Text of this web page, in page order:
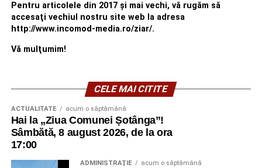
Pentru articolele din 2017 şi mai vechi, vă rugăm să
accesaţi vechiul nostru site web la adresa
http://www.incomod-media.ro/ziar/.
Vă mulţumim!
CELE MAI CITITE
ACTUALITATE acum o săptămână
Hai la „Ziua Comunei Șotânga”!
Sâmbătă, 8 august 2026, de la ora
17:00
ADMINISTRAŢIE acum o săptămână